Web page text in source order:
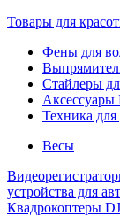
Товары для
Фены для
Стайлеры
Аксессуары
Техника
Весы
устройства для
Квадрокоптеры